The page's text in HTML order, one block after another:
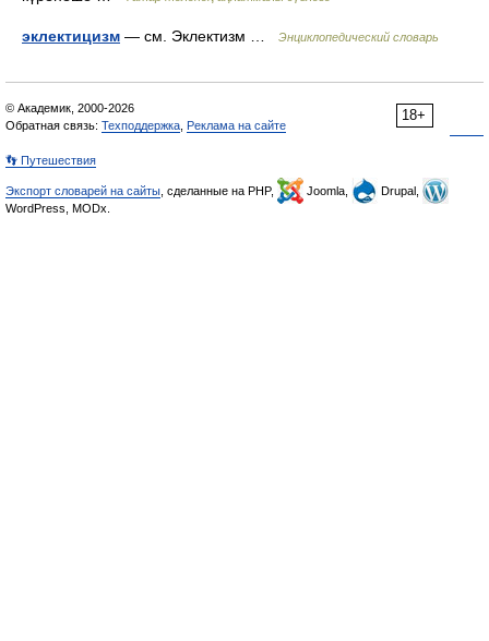
эклектицизм — см. Эклектизм … Энциклопедический словарь
18+
© Академик, 2000-2026
Обратная связь: Техподдержка Реклама на сайте
👣 Путешествия
Экспорт словарей на сайты , сделанные на PHP, Joomla,
Drupal,
WordPress, MODx.